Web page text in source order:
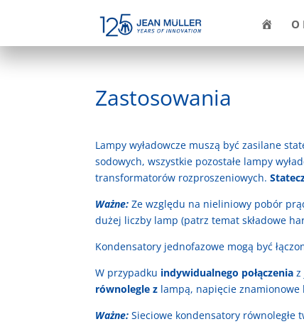
M
O
Zastosowania
Lampy wyładowcze muszą być zasilane
sodowych, wszystkie pozostałe lampy
transformatorów rozproszeniowych.
Ważne:Ze względu na nieliniowy pobór
dużej liczby lamp (patrz temat składowe
Kondensatory jednofazowe mogą być
W przypadku indywidualnego połączenia
równolegle z lampą, napięcie znamionowe
Ważne:Sieciowe kondensatory